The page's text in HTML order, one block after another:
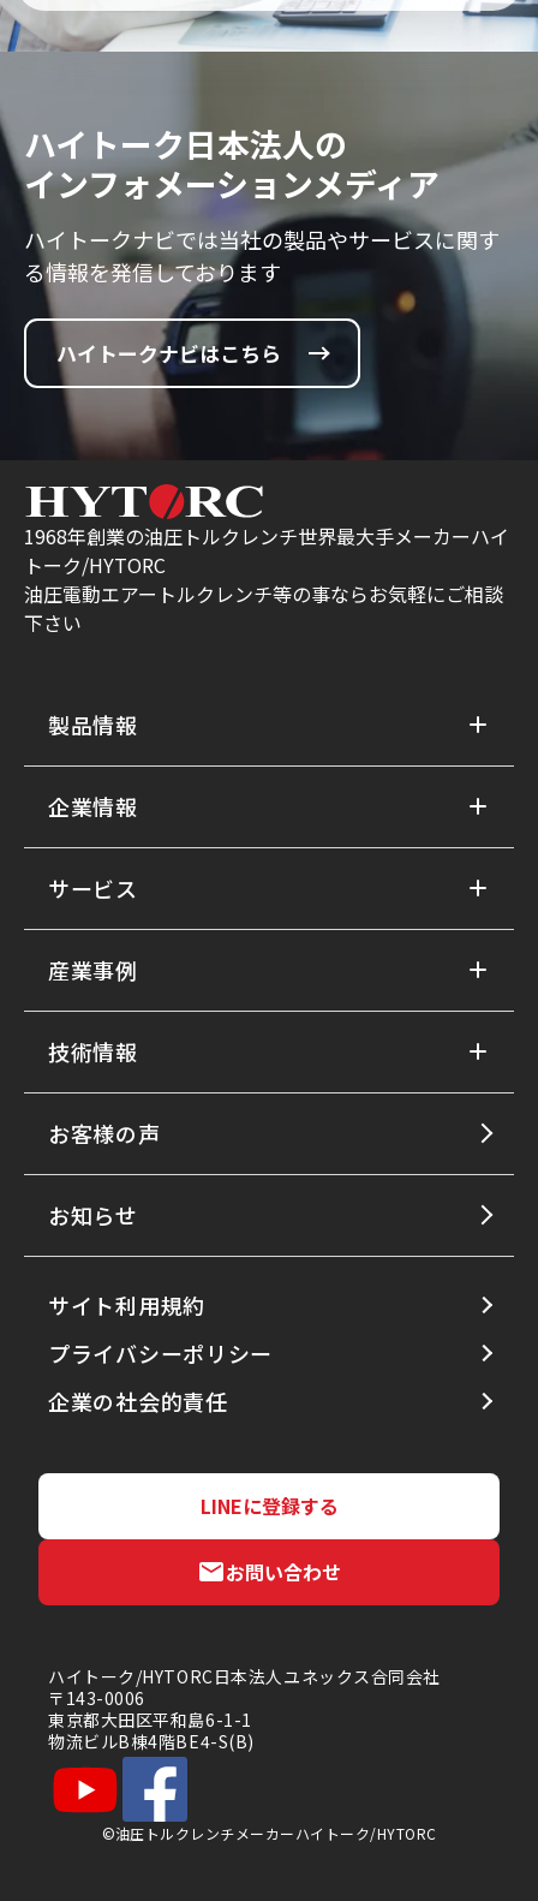
ハイトーク日本法人の
インフォメーションメディア
ハイトークナビでは当社の製品やサービスに関す
る情報を発信しております
ハイトークナビはこちら
1968年創業の油圧トルクレンチ世界最大手メーカーハイ
トーク/HYTORC
油圧電動エアートルクレンチ等の事ならお気軽にご相談
下さい
LINEに登録する
お問い合わせ
製品情報
企業情報
サービス
産業事例
技術情報
お客様の声
お知らせ
サイト利用規約
プライバシーポリシー
企業の社会的責任
ハイトーク/HYTORC日本法人ユネックス合同会社
〒143-0006
東京都大田区平和島6-1-1
物流ビルB棟4階BE4-S(B)
©油圧トルクレンチメーカーハイトーク/HYTORC